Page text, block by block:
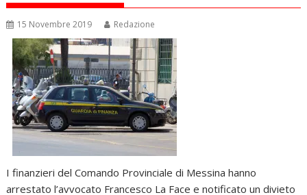
15 Novembre 2019 Redazione
I finanzieri del Comando Provinciale di Messina hanno
arrestato l’avvocato Francesco La Face e notificato un divieto